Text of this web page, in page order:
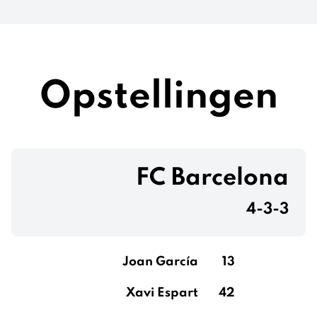
Opstellingen
FC Barcelona
4-3-3
Joan García 13
Xavi Espart 42